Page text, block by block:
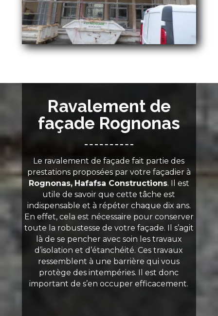
Ravalement de
façade Rognonas
Le ravalement de façade fait partie des
prestations proposées par votre façadier à
Rognonas, Hafafsa Constructions. Il est
utile de savoir que cette tâche est
indispensable et à répéter chaque dix ans.
En effet, cela est nécessaire pour conserver
toute la robustesse de votre façade. Il s’agit
là de se pencher avec soin les travaux
d’isolation et d’étanchéité. Ces travaux
ressemblent à une barrière qui vous
protège des intempéries. Il est donc
important de s’en occuper efficacement.